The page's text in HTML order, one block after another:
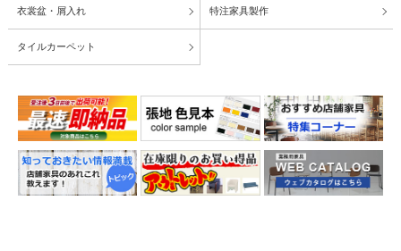
衣裳盆・屑入れ 特注家具製作
タイルカーペット